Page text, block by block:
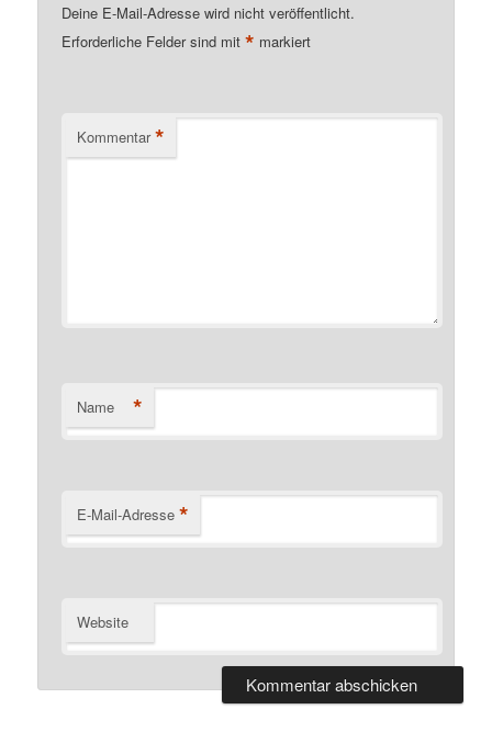
Deine E-Mail-Adresse wird nicht veröffentlicht.
Erforderliche Felder sind mit* markiert
Kommentar *
Name *
E-Mail-Adresse *
Website